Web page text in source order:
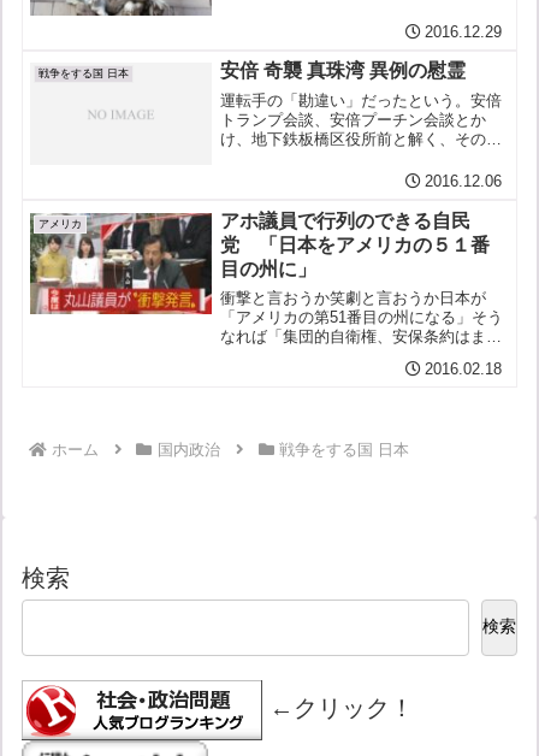
バッグを。行き場のない廃棄物を。安倍
を目指す動きに水を差し、...
2016.12.29
戦争をする国 日本 安倍 奇襲 真珠湾 異例の慰霊
運転手の「勘違い」だったという。安倍
トランプ会談、安倍プーチン会談とか
け、地下鉄板橋区役所前と解く、その心
所前。四谷怪談なら、官房副長官が「不
っちゃま」安倍晋三より、い...
2016.12.06
アメリカ
アホ議員で行列のできる自民
党 「日本をアメリカの５１番
目の州に」
衝撃と言おうか笑劇と言おうか日本が
「アメリカの第51番目の州になる」そう
なれば「集団的自衛権、安保条約はまっ
動できる」と言うのだ。 ←クリック！
2016.02.18
ホーム 国内政治 戦争をする国 日本
検索
検索
←クリック！